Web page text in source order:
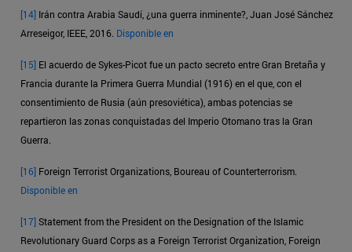
[14] Irán contra Arabia Saudí, ¿una guerra inminente?, Juan José Sánchez
Arreseigor, IEEE, 2016. Disponible en
[15] El acuerdo de Sykes-Picot fue un pacto secreto entre Gran Bretaña y
Francia durante la Primera Guerra Mundial (1916) en el que, con el
consentimiento de Rusia (aún presoviética), ambas potencias se
repartieron las zonas conquistadas del Imperio Otomano tras la Gran
Guerra.
[16] Foreign Terrorist Organizations, Boureau of Counterterrorism.
Disponible en
[17]Statement from the President on the Designation of the Islamic
Revolutionary Guard Corps as a Foreign Terrorist Organization, Foreign